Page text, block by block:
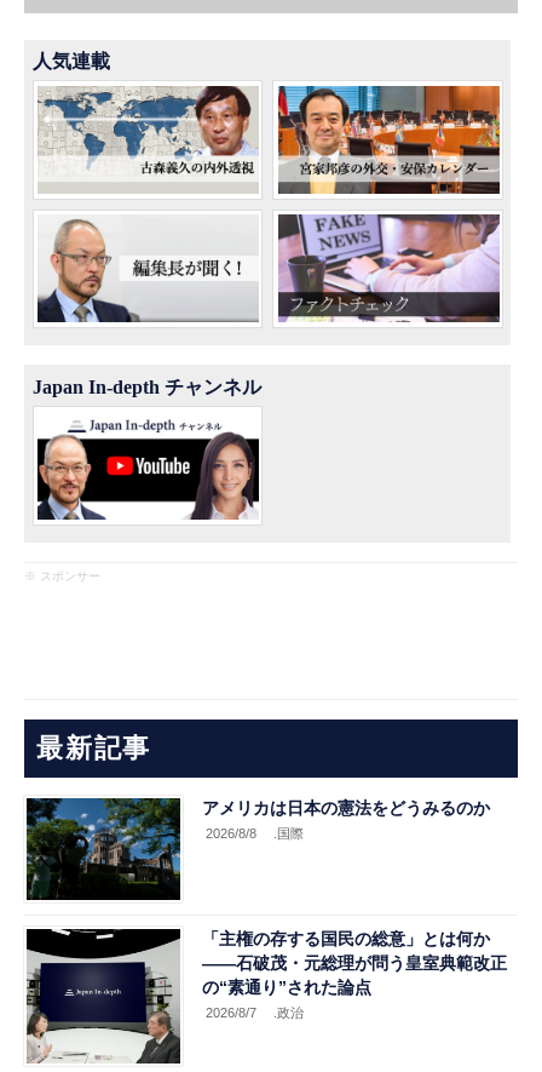
人気連載
Japan In-depth チャンネル
※ スポンサー
最新記事
アメリカは日本の憲法をどうみるのか
2026/8/8 .国際
「主権の存する国民の総意」とは何か
――石破茂・元総理が問う皇室典範改正
の“素通り”された論点
2026/8/7 .政治